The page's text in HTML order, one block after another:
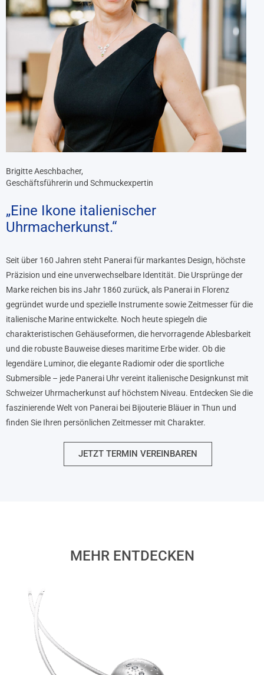
Brigitte Aeschbacher,
Geschäftsführerin und Schmuckexpertin
„Eine Ikone italienischer
Uhrmacherkunst.“
Seit über 160 Jahren steht Panerai für markantes Design, höchste
Präzision und eine unverwechselbare Identität. Die Ursprünge der
Marke reichen bis ins Jahr 1860 zurück, als Panerai in Florenz
gegründet wurde und spezielle Instrumente sowie Zeitmesser für die
italienische Marine entwickelte. Noch heute spiegeln die
charakteristischen Gehäuseformen, die hervorragende Ablesbarkeit
und die robuste Bauweise dieses maritime Erbe wider. Ob die
legendäre Luminor, die elegante Radiomir oder die sportliche
Submersible – jede Panerai Uhr vereint italienische Designkunst mit
Schweizer Uhrmacherkunst auf höchstem Niveau. Entdecken Sie die
faszinierende Welt von Panerai bei Bijouterie Bläuer in Thun und
finden Sie Ihren persönlichen Zeitmesser mit Charakter.
JETZT TERMIN VEREINBAREN
MEHR ENTDECKEN